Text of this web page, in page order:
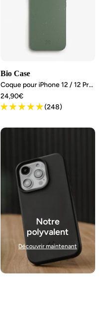
Bio Case
Coque pour iPhone 12 / 12 Pro Durable
Angebotspreis
24,90€
(248)
Notre
polyvalent
Découvrir maintenant